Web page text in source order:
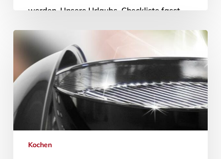
werden. Unsere Urlaubs–Checkliste fasst
24. Mai 2012
Kochen